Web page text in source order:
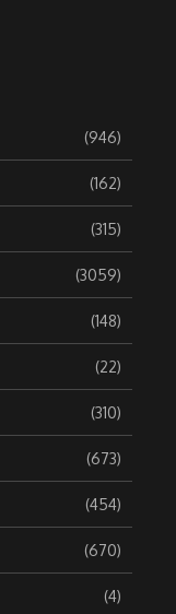
(946)
(162)
(315)
(3059)
(148)
(22)
(310)
(673)
(454)
(670)
(4)